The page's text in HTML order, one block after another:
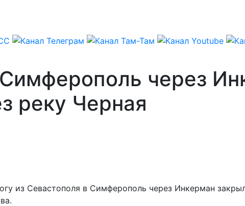
через
реку Черная
из Севастополя в Симферополь через Инкерман